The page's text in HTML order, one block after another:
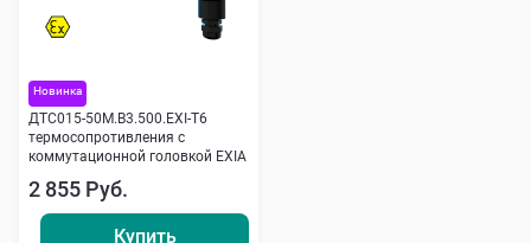
Новинка
ДТС015-50М.В3.500.ЕХI-Т6
термосопротивления с
коммутационной головкой EXIA
2 855 Руб.
Купить